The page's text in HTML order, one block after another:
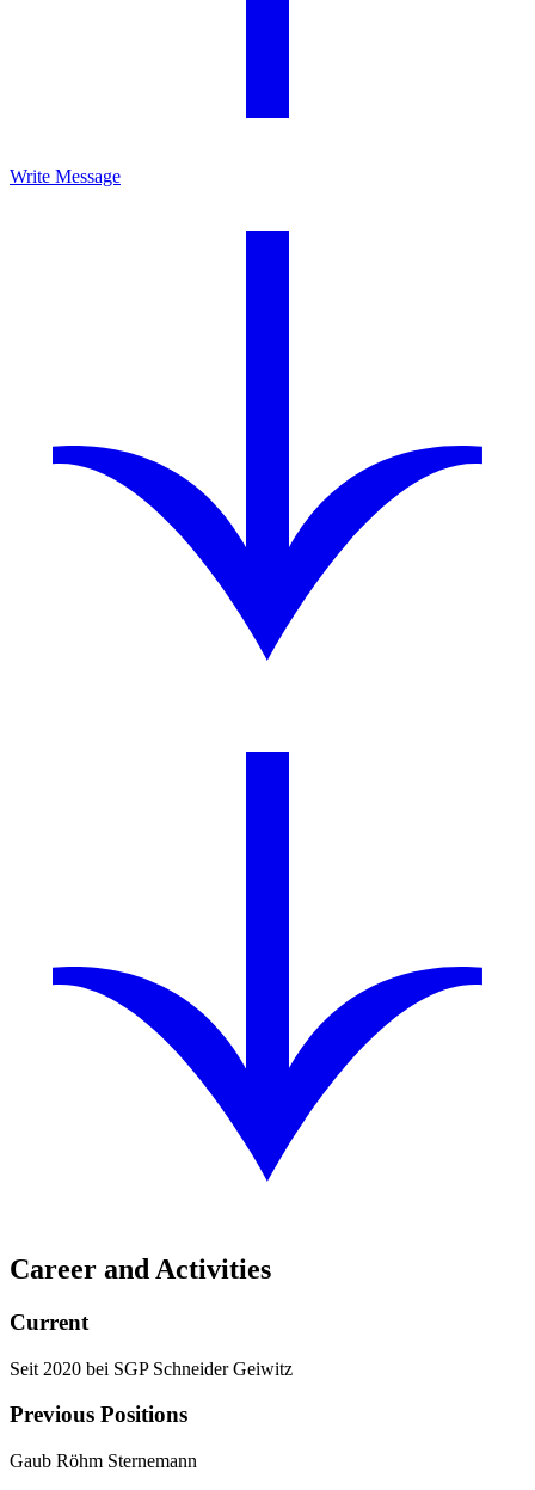
Write Message
Career and Activities
Current
Seit 2020 bei SGP Schneider Geiwitz
Previous Positions
Gaub Röhm Sternemann